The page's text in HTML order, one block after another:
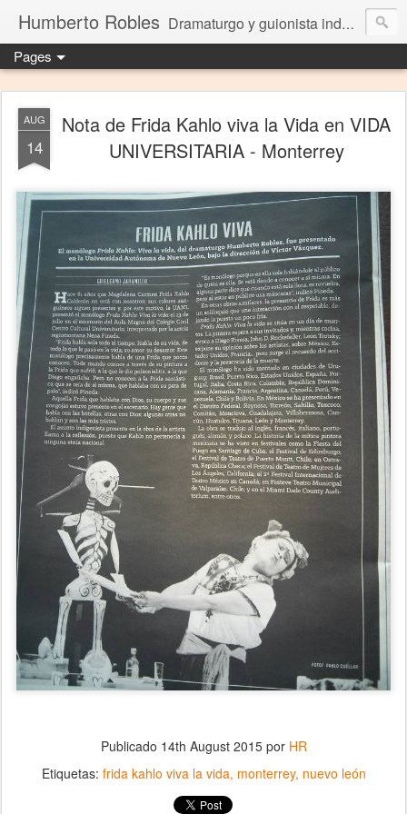
Humberto Robles Dramaturgo y guionista independiente
Pages
AUG
14
Nota de Frida Kahlo viva la Vida en VIDA
UNIVERSITARIA - Monterrey
Publicado 14th August 2015por HR
Etiquetas: frida kahlo viva la vida monterrey nuevo león